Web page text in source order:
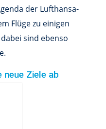
der Lufthansa-
Flüge zu einigen
sind ebenso
neue Ziele ab